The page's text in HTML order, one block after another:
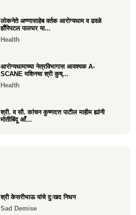
वसई विकास सहकारी बँकेचे अध्यक्ष आशय राऊत
लोकनेते अण्णासाहेब वर्तक आरोग्यधाम व ढवळे
हाँस्पिटल पालघर या...
Health
आरोग्यधामाच्या नेत्रविभागास आवश्यक A-
SCANE मशिनचा श्री कुष्...
Health
श्री. व सौ. कांचन कुष्णदत्त पाटील माहीम ह्यांनी
मोतीबिंदू आँ...
माकुणसारच्या एस के पाटील विद्यामंदिरच्या सन
1983 च्या 10 वी...
श्री केसरीभाऊ यांचे दुःखद निधन
Sad Demise